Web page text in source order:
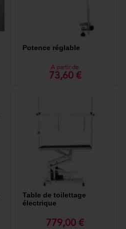
Potence réglable
A partir de
73,60 €
Table de toilettage
électrique
779,00 €